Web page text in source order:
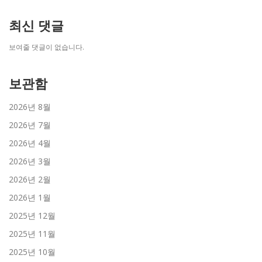
최신 댓글
보여줄 댓글이 없습니다.
보관함
2026년 8월
2026년 7월
2026년 4월
2026년 3월
2026년 2월
2026년 1월
2025년 12월
2025년 11월
2025년 10월